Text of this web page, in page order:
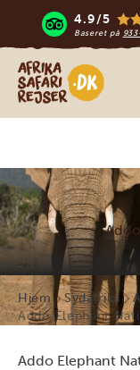
4.9/5
Baseret på
Safari-rejser i Afrika
Hjem Sydafrika
Addo Elephant
Addo Elephant